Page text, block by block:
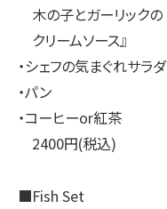
木の子とガーリックの
クリームソース』
・シェフの気まぐれサラダ
・パン
・コーヒーor紅茶
2400円(税込)
■Fish Set